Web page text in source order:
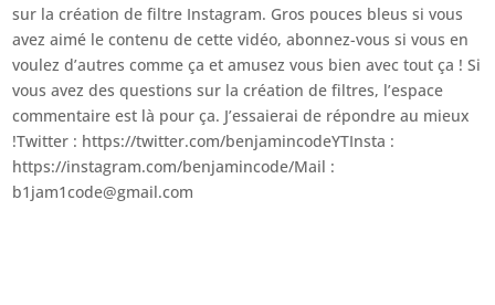
sur la création de filtre Instagram. Gros pouces bleus si vous
avez aimé le contenu de cette vidéo, abonnez-vous si vous en
voulez d’autres comme ça et amusez vous bien avec tout ça ! Si
vous avez des questions sur la création de filtres, l’espace
commentaire est là pour ça. J’essaierai de répondre au mieux
!Twitter : https://twitter.com/benjamincodeYTInsta :
https://instagram.com/benjamincode/Mail :
b1jam1code@gmail.com